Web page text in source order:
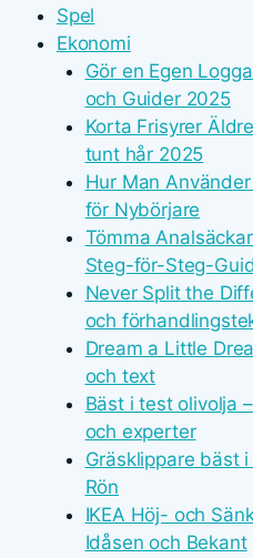
Spel
Ekonomi
Gör en Egen
och Guider 2025
Korta Frisyrer
tunt hår 2025
Hur Man
för Nybörjare
Tömma
Steg-för-Steg-
Never Split the
och
Dream a Little
och text
Bäst i test olivolja
och experter
Gräsklippare bäst
Rön
IKEA Höj- och
Idåsen och Bekant